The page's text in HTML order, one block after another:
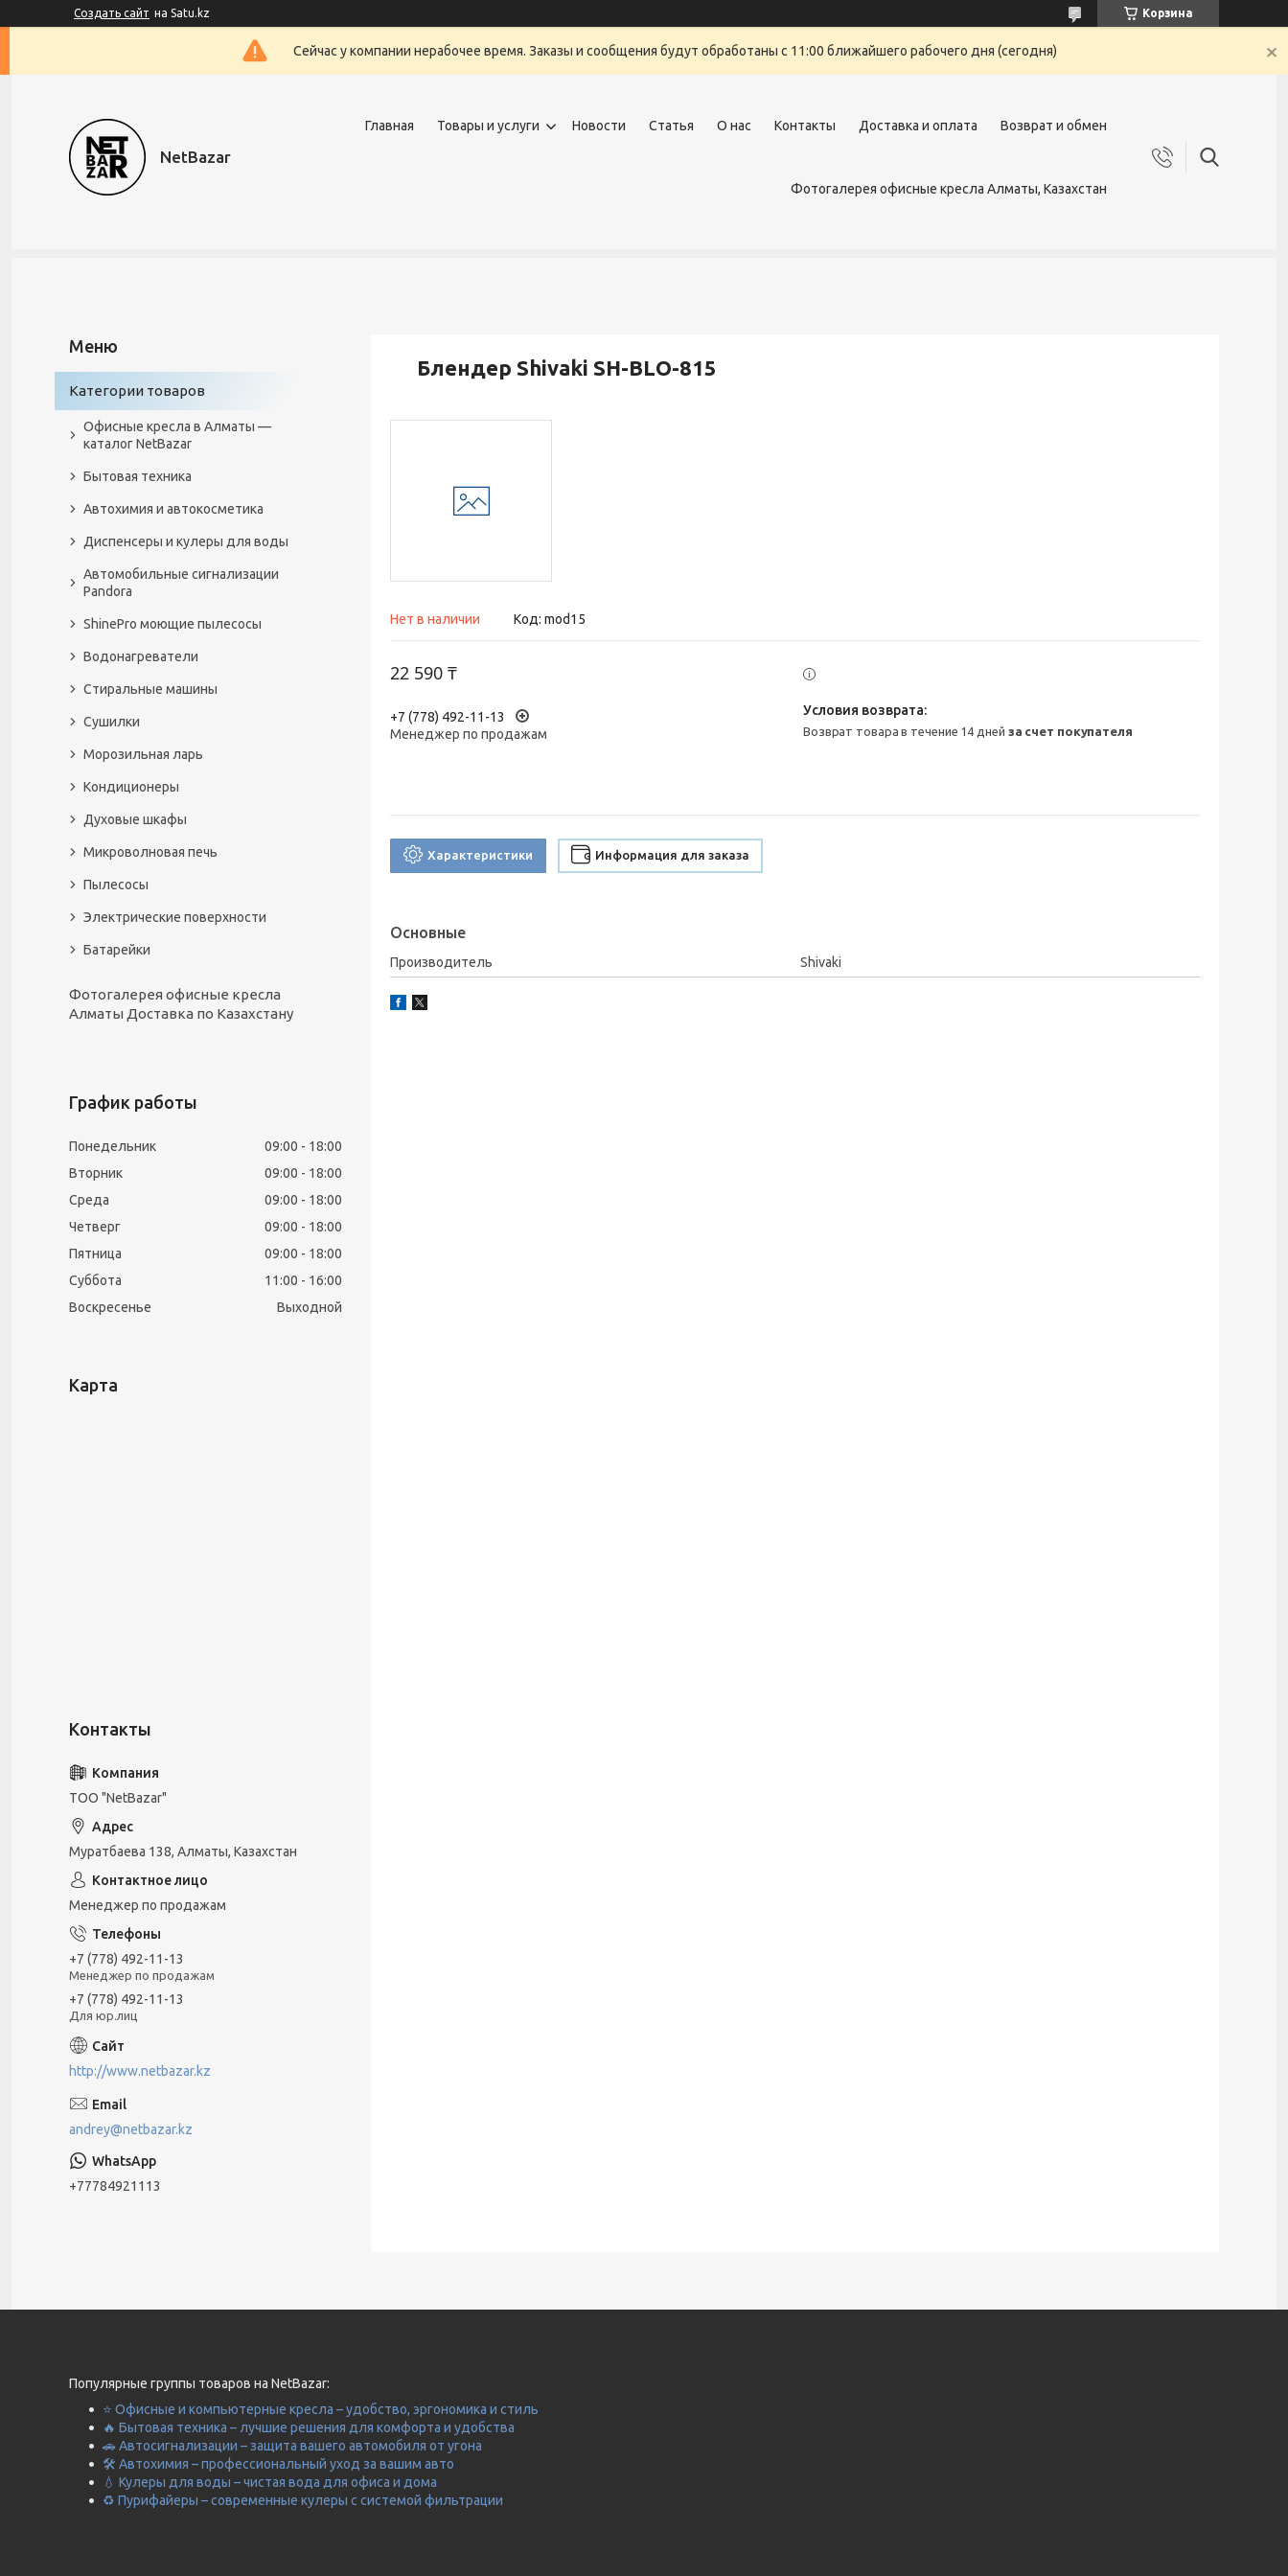
Создать сайт на Satu.kz Корзина
Сейчас у компании нерабочее время. Заказы и сообщения будут обработаны с 11:00 ближайшего рабочего дня (сегодня)
NetBazar
Главная Товары и услуги Новости Статья О нас Контакты Доставка и оплата Возврат и обмен
Фотогалерея офисные кресла Алматы, Казахстан
Блендер Shivaki SH-BLО-815
Нет в наличии Код: mod15
22 590 ₸
+7 (778) 492-11-13
Менеджер по продажам
возврат товара в течение 14 дней за счет покупателя
Характеристики Информация для заказа
Основные
Производитель Shivaki
Категории товаров
Офисные кресла в Алматы —
каталог NetBazar
Бытовая техника
Автохимия и автокосметика
Диспенсеры и кулеры для воды
Автомобильные сигнализации
Pandora
ShinePro моющие пылесосы
Водонагреватели
Стиральные машины
Сушилки
Морозильная ларь
Кондиционеры
Духовые шкафы
Микроволновая печь
Пылесосы
Электрические поверхности
Батарейки
Фотогалерея офисные кресла
Алматы Доставка по Казахстану
График работы
Понедельник 09:00
18:00
Вторник
09:00
18:00
Среда
09:00
18:00
Четверг
09:00
18:00
Пятница
09:00
18:00
Суббота
11:00
16:00
Воскресенье
Выходной
Карта
ТОО "NetBazar"
Муратбаева 138, Алматы, Казахстан
Менеджер по продажам
+7 (778) 492-11-13
Менеджер по продажам
+7 (778) 492-11-13
Для юр.лиц
http://www.netbazar.kz
andrey@netbazar.kz
+77784921113
Популярные группы товаров на NetBazar:
⭐ Офисные и компьютерные кресла – удобство, эргономика и стиль
🔥 Бытовая техника – лучшие решения для комфорта и удобства
🚗 Автосигнализации – защита вашего автомобиля от угона
🛠️ Автохимия – профессиональный уход за вашим авто
💧 Кулеры для воды – чистая вода для офиса и дома
♻️ Пурифайеры – современные кулеры с системой фильтрации